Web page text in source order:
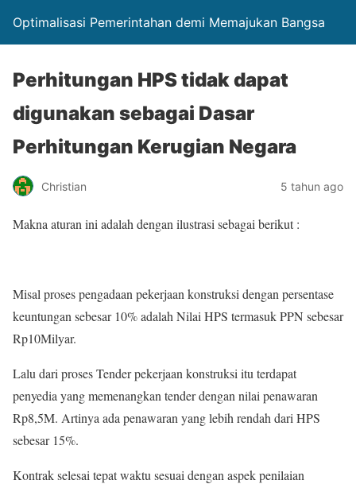
Optimalisasi Pemerintahan demi Memajukan Bangsa
Perhitungan HPS tidak dapat
digunakan sebagai Dasar
Perhitungan Kerugian Negara
Christian 5 tahun ago
Makna aturan ini adalah dengan ilustrasi sebagai berikut :
Misal proses pengadaan pekerjaan konstruksi dengan persentase
keuntungan sebesar 10% adalah Nilai HPS termasuk PPN sebesar
Rp10Milyar.
Lalu dari proses Tender pekerjaan konstruksi itu terdapat
penyedia yang memenangkan tender dengan nilai penawaran
Rp8,5M. Artinya ada penawaran yang lebih rendah dari HPS
sebesar 15%.
Kontrak selesai tepat waktu sesuai dengan aspek penilaian